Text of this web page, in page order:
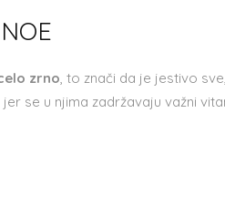
zrno, to znači da je jestivo
se u njima zadržavaju važni